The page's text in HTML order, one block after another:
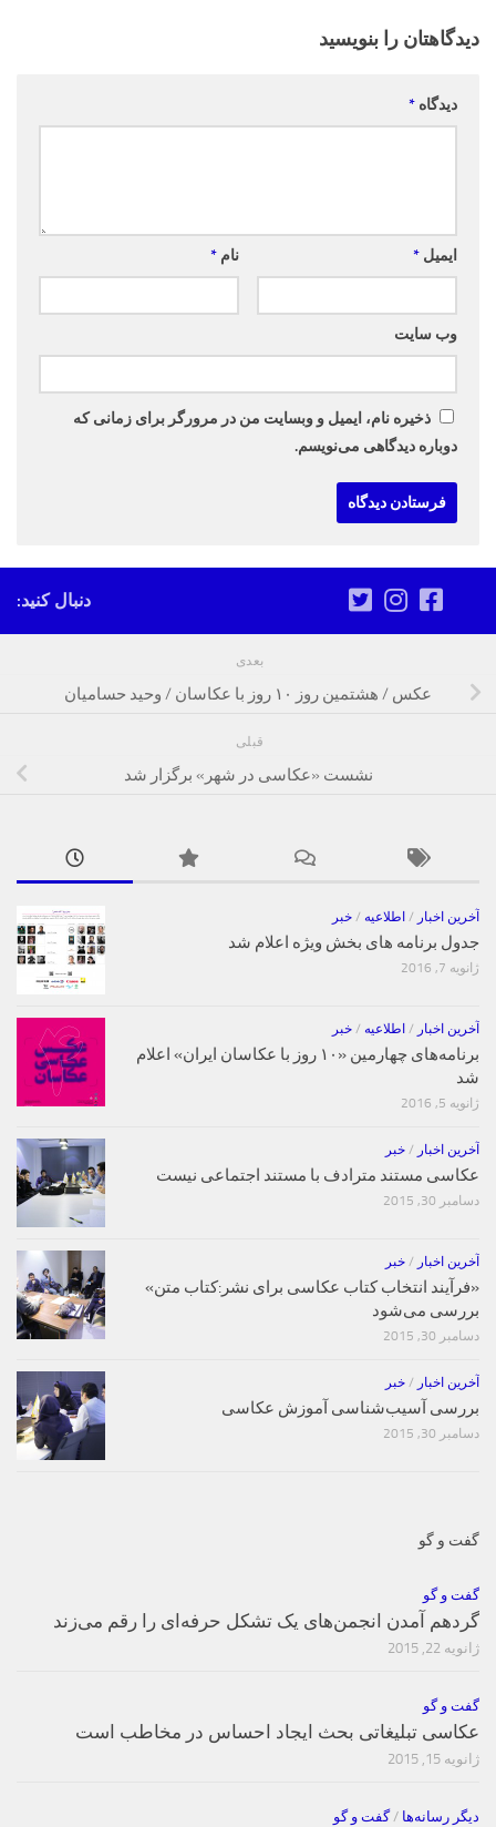
دیدگاهتان را بنویسید
دیدگاه *
نام * ایمیل *
وب‌ سایت
ذخیره نام، ایمیل و وبسایت من در مرورگر برای زمانی که
دوباره دیدگاهی می‌نویسم.
دنبال کنید:
بعدی
عکس / هشتمین روز ۱۰ روز با عکاسان / وحید حسامیان
قبلی
نشست «عکاسی در شهر» برگزار شد
آخرین اخبار / اطلاعیه / خبر
جدول برنامه های بخش ویژه اعلام شد
ژانویه 7, 2016
آخرین اخبار / اطلاعیه / خبر
برنامه‌های چهارمین «۱۰ روز با عکاسان ایران» اعلام
شد
ژانویه 5, 2016
آخرین اخبار / خبر
عکاسی مستند مترادف با مستند اجتماعی نیست
دسامبر 30, 2015
آخرین اخبار / خبر
«فرآیند انتخاب کتاب‌ عکاسی برای نشر:کتاب متن»
بررسی می‌شود
دسامبر 30, 2015
آخرین اخبار / خبر
بررسی آسیب‌شناسی آموزش عکاسی
دسامبر 30, 2015
گفت و گو
گفت و گو
گردهم آمدن انجمن‌های یک تشکل حرفه‌ای را رقم می‌زند
ژانویه 22, 2015
گفت و گو
عکاسی تبلیغاتی بحث ایجاد احساس در مخاطب است
ژانویه 15, 2015
دیگر رسانه‌ها /گفت و گو